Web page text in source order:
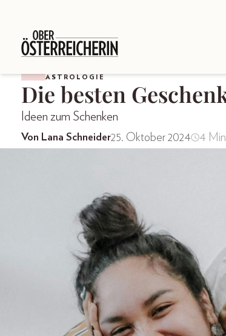
ASTROLOGIE
Die besten
Ideen zum Schenken
Von Lana Schneider25. Oktober 2024 4